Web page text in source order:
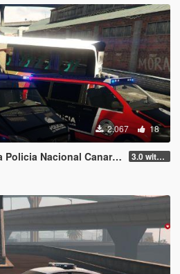
2.067 18
Sprinter W906 (Canary Islands Police) 3.0 with vehicles.meta